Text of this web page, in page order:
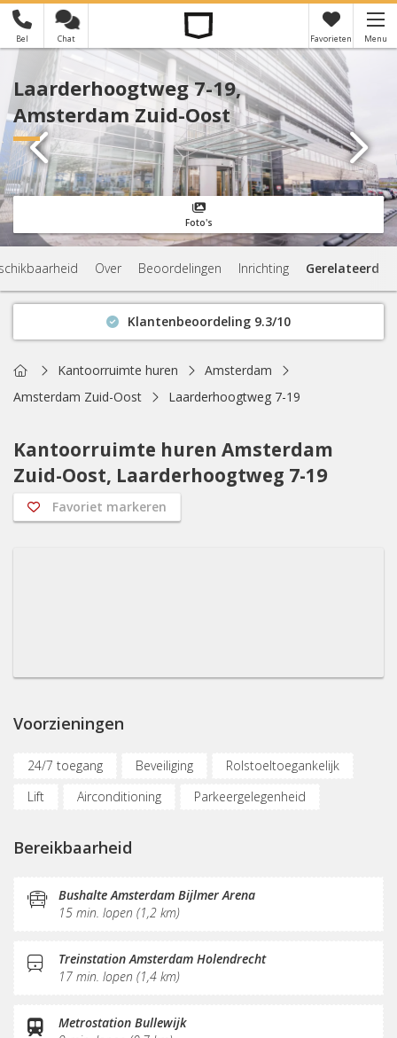
Bel Chat Favorieten Menu
Je hebt nog geen favorieten
Laarderhoogtweg 7-19,
Amsterdam Zuid-Oost
Foto's
Over Beoordelingen Inrichting Gerelateerd
Klantenbeoordeling 9.3/10
Actuele beschikbaarheid
HomeKantoorruimte huren
Amsterdam
Amsterdam Zuid-Oost
Laarderhoogtweg 7-19
Kantoorruimte huren Amsterdam
Zuid-Oost, Laarderhoogtweg 7-19
Favoriet markeren
Voorzieningen
24/7 toegang Beveiliging
Rolstoeltoegankelijk
Lift
Airconditioning
Parkeergelegenheid
(Flex)werkplekken
Internetmogelijkheden
Glasvezel
Koffie/thee
Gemeubileerd
Schoonmaak
Receptie Postverwerking
Bereikbaarheid
Bushalte Amsterdam Bijlmer Arena
15 min. lopen (1,2 km)
Treinstation Amsterdam Holendrecht
17 min. lopen (1,4 km)
Metrostation Bullewijk